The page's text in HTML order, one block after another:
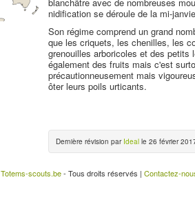
nidification se déroule de la mi-
Son régime comprend un grand
que les criquets, les chenilles, les
grenouilles arboricoles et des petits
également des fruits mais c'est
précautionneusement mais
ôter leurs poils urticants.
Dernière révision par Ideal le 26 février
Totems-scouts.be- Tous droits réservés | Contactez-